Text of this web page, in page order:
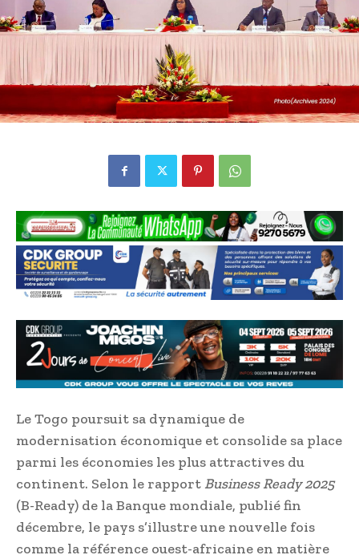
Le Togo poursuit sa dynamique de
modernisation économique et consolide sa place
parmi les économies les plus attractives du
continent. Selon le rapport Business Ready 2025
(B-Ready) de la Banque mondiale, publié fin
décembre, le pays s’illustre une nouvelle fois
comme la référence ouest-africaine en matière